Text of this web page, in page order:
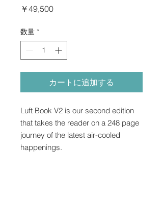
￥49,500価
数量 *
カートに追加する
Luft Book V2 is our second edition
that takes the reader on a 248 page
journey of the latest air-cooled
happenings.